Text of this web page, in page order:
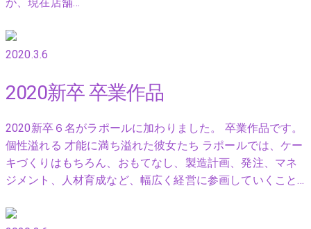
2020.3.6
2020新卒 卒業作品
2020新卒６名がラポールに加わりました。 卒業作品です。
個性溢れる 才能に満ち溢れた彼女たち ラポールでは、ケー
キづくりはもちろん、おもてなし、製造計画、発注、マネ
ジメント、人材育成など、幅広く経営に参画していくこと…